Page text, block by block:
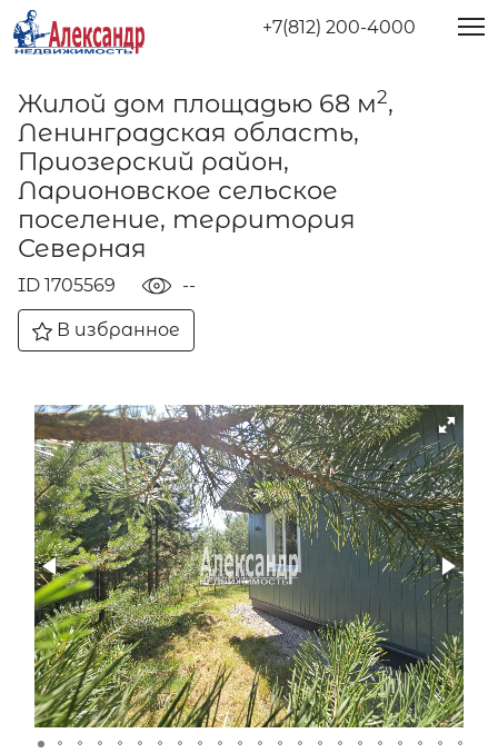
+7(812) 200-4000
Жилой дом площадью 68 м2,
Ленинградская область,
Приозерский район,
Ларионовское сельское
поселение, территория
Северная
ID 1705569 --
В избранное